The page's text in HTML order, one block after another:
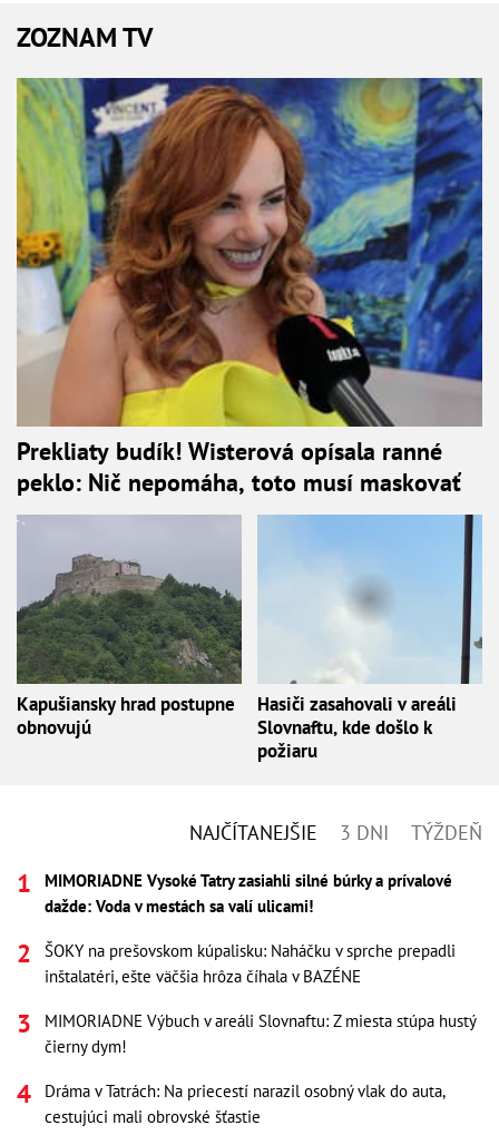
ZOZNAM TV
Prekliaty budík! Wisterová opísala ranné
peklo: Nič nepomáha, toto musí maskovať
Kapušiansky hrad postupne
obnovujú
Hasiči zasahovali v areáli
Slovnaftu, kde došlo k
požiaru
NAJČÍTANEJŠIE 3 DNI TÝŽDEŇ
MIMORIADNE Vysoké Tatry zasiahli silné búrky a prívalové
dažde: Voda v mestách sa valí ulicami!
ŠOKY na prešovskom kúpalisku: Naháčku v sprche prepadli
inštalatéri, ešte väčšia hrôza číhala v BAZÉNE
MIMORIADNE Výbuch v areáli Slovnaftu: Z miesta stúpa hustý
čierny dym!
Dráma v Tatrách: Na priecestí narazil osobný vlak do auta,
cestujúci mali obrovské šťastie